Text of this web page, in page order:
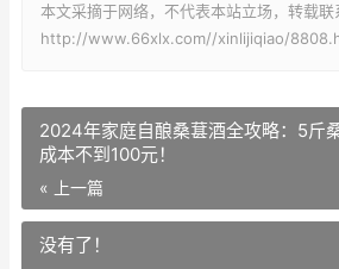
本文采摘于网络，不代表本站立场，转载联
http://www.66xlx.com//xinlijiqiao/
2024年家庭自酿桑葚酒全攻略：5斤
成本不到100元！
« 上一篇
没有了！